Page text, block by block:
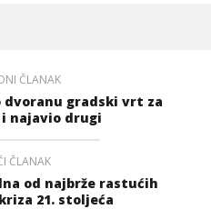
ČLANAK
dvoranu gradski vrt za
najavio drugi
ČLANAK
od najbrže rastućih
21. stoljeća